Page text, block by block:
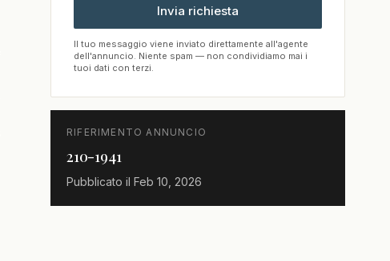
Invia richiesta
Il tuo messaggio viene inviato direttamente all'agente
dell'annuncio. Niente spam — non condividiamo mai i
tuoi dati con terzi.
RIFERIMENTO ANNUNCIO
210-1941
Pubblicato il Feb 10, 2026